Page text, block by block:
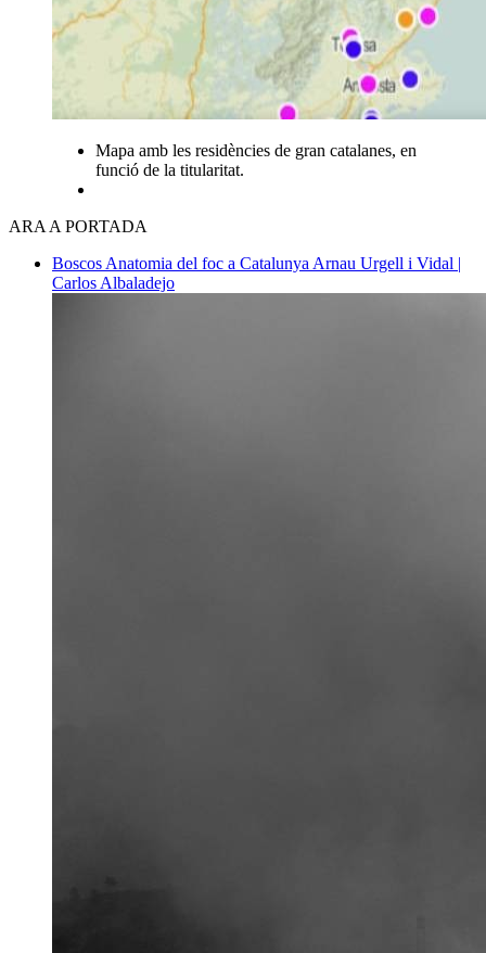
Mapa amb les residències de gran catalanes, en
funció de la titularitat.
ARA A PORTADA
Boscos Anatomia del foc a Catalunya Arnau Urgell i Vidal |
Carlos Albaladejo